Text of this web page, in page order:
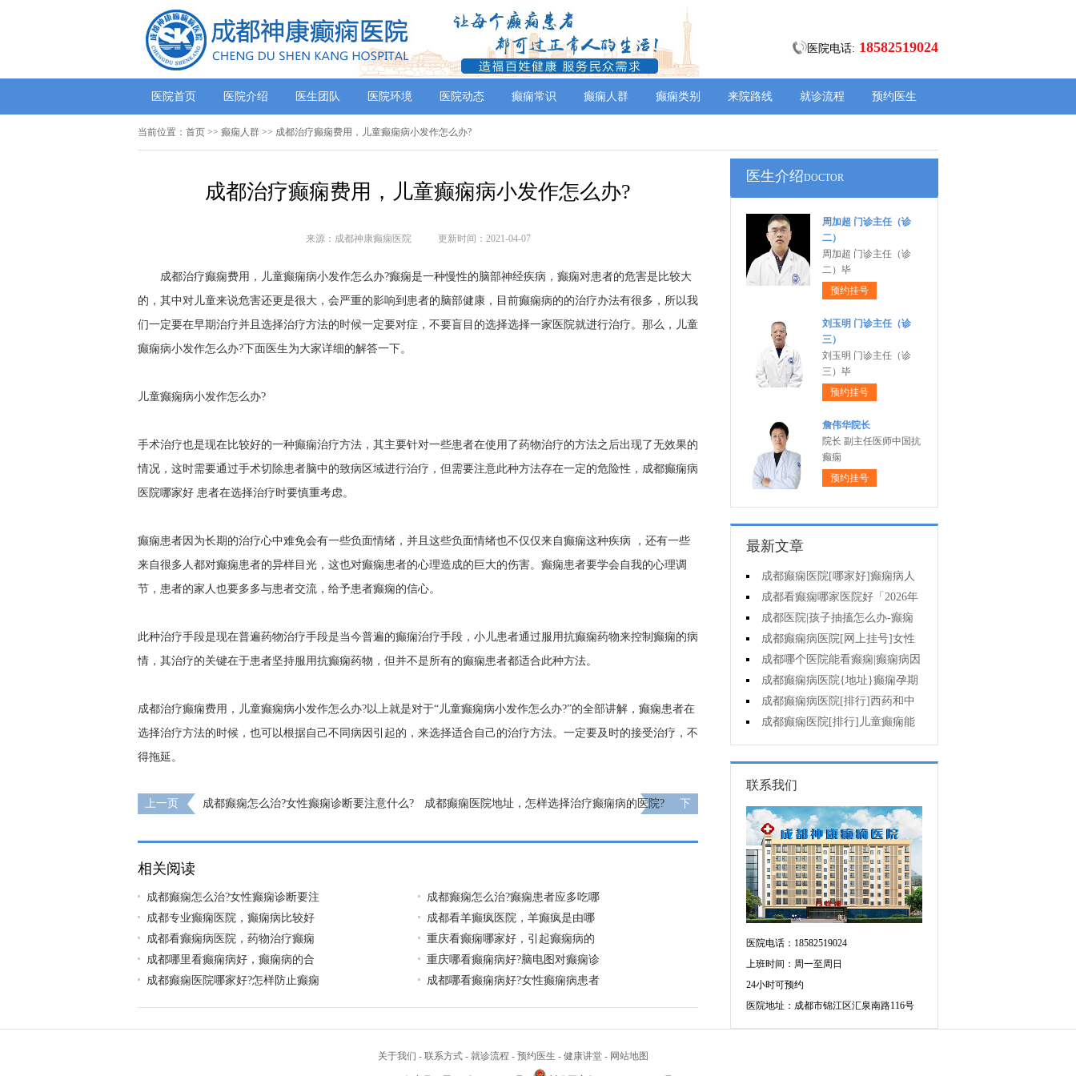
医院电话: 18582519024
医院首页 医院介绍 医生团队 医院环境 医院动态 癫痫常识 癫痫人群 癫痫类别 来院路线 就诊流程 预约医生
当前位置： 首页 >> 癫痫人群 >> 成都治疗癫痫费用，儿童癫痫病小发作怎么办?
成都治疗癫痫费用，儿童癫痫病小发作怎么办?
来源：成都神康癫痫医院 更新时间：2021-04-07
成都治疗癫痫费用，儿童癫痫病小发作怎么办?癫痫是一种慢性的脑部神经疾病，癫痫对患者的危害是比较大
的，其中对儿童来说危害还更是很大，会严重的影响到患者的脑部健康，目前癫痫病的的治疗办法有很多，所以我
们一定要在早期治疗并且选择治疗方法的时候一定要对症，不要盲目的选择选择一家医院就进行治疗。那么，儿童
癫痫病小发作怎么办?下面医生为大家详细的解答一下。
儿童癫痫病小发作怎么办?
手术治疗也是现在比较好的一种癫痫治疗方法，其主要针对一些患者在使用了药物治疗的方法之后出现了无效果的
情况，这时需要通过手术切除患者脑中的致病区域进行治疗，但需要注意此种方法存在一定的危险性， 成都癫痫病
医院哪家好 患者在选择治疗时要慎重考虑。
癫痫患者因为长期的治疗心中难免会有一些负面情绪，并且这些负面情绪也不仅仅来自癫痫这种疾病 ，还有一些
来自很多人都对癫痫患者的异样目光，这也对癫痫患者的心理造成的巨大的伤害。癫痫患者要学会自我的心理调
节，患者的家人也要多多与患者交流，给予患者癫痫的信心。
此种治疗手段是现在普遍药物治疗手段是当今普遍的癫痫治疗手段，小儿患者通过服用抗癫痫药物来控制癫痫的病
情，其治疗的关键在于患者坚持服用抗癫痫药物，但并不是所有的癫痫患者都适合此种方法。
成都治疗癫痫费用，儿童癫痫病小发作怎么办?以上就是对于“儿童癫痫病小发作怎么办?”的全部讲解，癫痫患者在
选择治疗方法的时候，也可以根据自己不同病因引起的，来选择适合自己的治疗方法。一定要及时的接受治疗，不
得拖延。
上一页 成都癫痫怎么治?女性癫痫诊断要注意什么? 成都癫痫医院地址，怎样选择治疗癫痫病的医院?
下
相关阅读
成都癫痫怎么治?女性癫痫诊断要注
成都癫痫怎么治?癫痫患者应多吃哪
成都专业癫痫医院，癫痫病比较好
成都看羊癫疯医院，羊癫疯是由哪
成都看癫痫病医院，药物治疗癫痫
重庆看癫痫哪家好，引起癫痫病的
成都哪里看癫痫病好，癫痫病的合
重庆哪看癫痫病好?脑电图对癫痫诊
成都癫痫医院哪家好?怎样防止癫痫
成都哪看癫痫病好?女性癫痫病患者
医生介绍DOCTOR
周加超 门诊主任（诊
二）
周加超 门诊主任（诊
二）毕
预约挂号
刘玉明 门诊主任（诊
三）
刘玉明 门诊主任（诊
三）毕
预约挂号
詹伟华院长
院长 副主任医师中国抗
癫痫
预约挂号
最新文章
成都癫痫医院[哪家好]癫痫病人
一定要注意哪些护理问题?
成都看癫痫哪家医院好「2026年
度公布」这些常见的食物能帮助癫
痫治疗!
成都医院|孩子抽搐怎么办-癫痫
性精神障碍的护理措施有哪些?
成都癫痫病医院[网上挂号]女性
癫痫治疗方法有哪些?
成都哪个医院能看癫痫|癫痫病因
治疗?成都癫痫病医院{地址}癫痫孕期
要留意什么?
成都癫痫病医院[排行]西药和中
药治羊癫疯哪个好?
成都癫痫医院[排行]儿童癫痫能
治疗好吗?
联系我们
医院电话：18582519024
上班时间：周一至周日
24小时可预约
医院地址：成都市锦江区汇泉南路116号
关于我们 - 联系方式 - 就诊流程 - 预约医生 - 健康讲堂 - 网站地图